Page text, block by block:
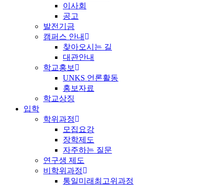
이사회
공고
발전기금
캠퍼스 안내
찾아오시는 길
대관안내
학교홍보
UNKS 언론활동
홍보자료
학교상징
입학
학위과정
모집요강
장학제도
자주하는 질문
연구생 제도
비학위과정
통일미래최고위과정